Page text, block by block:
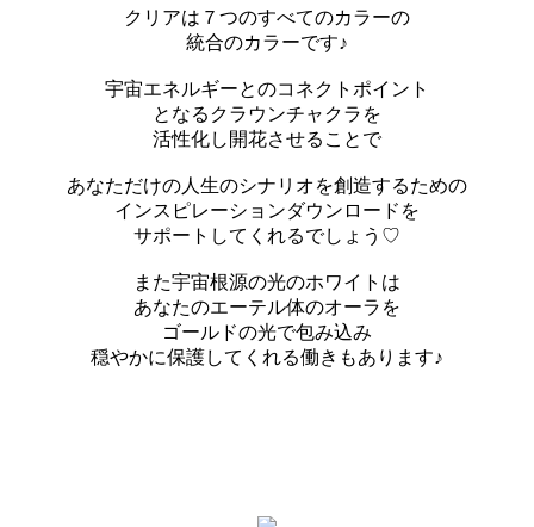
クリアは７つのすべてのカラーの
統合のカラーです♪
宇宙エネルギーとのコネクトポイント
となるクラウンチャクラを
活性化し開花させることで
あなただけの人生のシナリオを創造するための
インスピレーションダウンロードを
サポートしてくれるでしょう♡
また宇宙根源の光のホワイトは
あなたのエーテル体のオーラを
ゴールドの光で包み込み
穏やかに保護してくれる働きもあります♪